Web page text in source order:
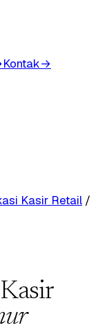
Kontak→
Kasir Retail /